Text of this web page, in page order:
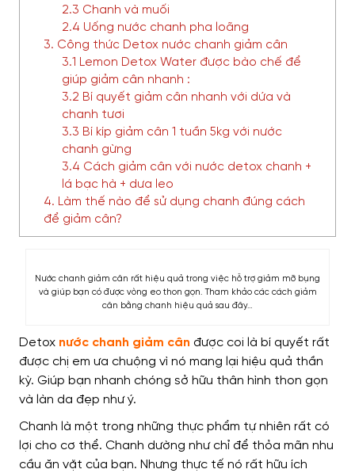
2.3 Chanh và muối
2.4 Uống nước chanh pha loãng
3. Công thức Detox nước chanh giảm cân
3.1 Lemon Detox Water được bào chế để
giúp giảm cân nhanh :
3.2 Bí quyết giảm cân nhanh với dứa và
chanh tươi
3.3 Bí kíp giảm cân 1 tuần 5kg với nước
chanh gừng
3.4 Cách giảm cân với nước detox chanh +
lá bạc hà + dưa leo
4. Làm thế nào để sử dụng chanh đúng cách
để giảm cân?
Nước chanh giảm cân rất hiệu quả trong việc hỗ trợ giảm mỡ bụng
và giúp bạn có được vòng eo thon gọn. Tham khảo các cách giảm
cân bằng chanh hiệu quả sau đây…
Detox nước chanh giảm cân được coi là bí quyết rất
được chị em ưa chuộng vì nó mang lại hiệu quả thần
kỳ. Giúp bạn nhanh chóng sở hữu thân hình thon gọn
và làn da đẹp như ý.
Chanh là một trong những thực phẩm tự nhiên rất có
lợi cho cơ thể. Chanh dường như chỉ để thỏa mãn nhu
cầu ăn vặt của bạn. Nhưng thực tế nó rất hữu ích